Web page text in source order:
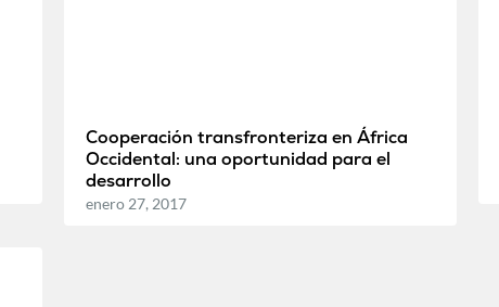
Cooperación transfronteriza en África
Occidental: una oportunidad para el
desarrollo
enero 27, 2017